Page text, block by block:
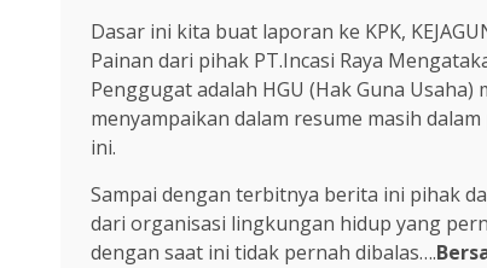
Dasar ini kita buat laporan ke KPK,
Painan dari pihak PT.Incasi Raya
Penggugat adalah HGU (Hak Guna
menyampaikan dalam resume masih
ini.
Sampai dengan terbitnya berita ini pihak
dari organisasi lingkungan hidup yang
dengan saat ini tidak pernah dibalas….